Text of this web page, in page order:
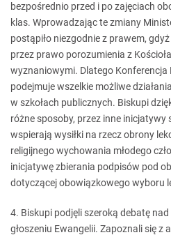
bezpośrednio przed i po zajęciach
klas. Wprowadzając te zmiany
postąpiło niezgodnie z prawem,
przez prawo porozumienia z
wyznaniowymi. Dlatego
podejmuje wszelkie możliwe
w szkołach publicznych. Biskupi
różne sposoby, przez inne inicjatywy
wspierają wysiłki na rzecz obrony
religijnego wychowania młodego
inicjatywę zbierania podpisów pod
dotyczącej obowiązkowego wyboru
4. Biskupi podjęli szeroką debatę
głoszeniu Ewangelii. Zapoznali się z